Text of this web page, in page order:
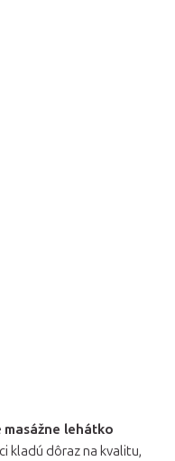
masážne lehátko
kladú dôraz na kvalitu,